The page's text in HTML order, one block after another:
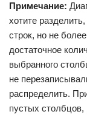
Примечание:
хотите
строк, но не
достаточное
выбранного
не
распределить.
пустых столбцов,